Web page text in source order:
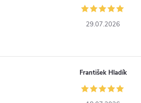
29.07.2026
František Hladík